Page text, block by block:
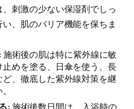
刺激の少ない保湿剤でしっ
、肌のバリア機能を保ちま
施術後の肌は特に紫外線に敏
めを塗る、日傘を使う、長
、徹底した紫外線対策を継